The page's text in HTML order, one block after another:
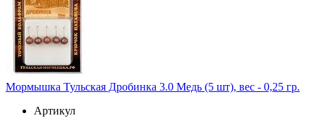
Мормышка Тульская Дробинка 3.0 Медь (5 шт), вес - 0,25 гр.
Артикул